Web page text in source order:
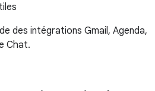
des intégrations Gmail, Agenda,
Chat.